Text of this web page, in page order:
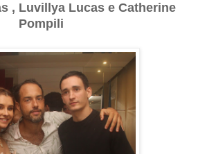
, Luvillya Lucas e Catherine
Pompili